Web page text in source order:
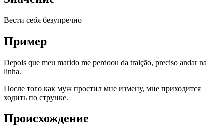
Вести себя безупречно
Пример
Depois que meu marido me perdoou da traição, preciso andar na
linha.
После того как муж простил мне измену, мне приходится
ходить по струнке.
Происхождение